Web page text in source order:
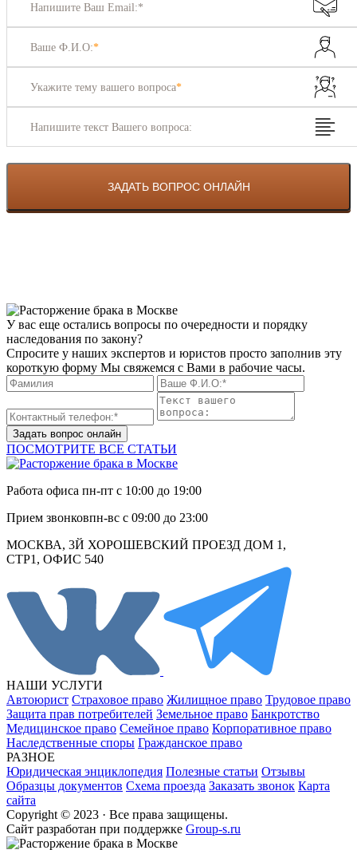
Напишите Ваш Email:*
Ваше Ф.И.О:*
Укажите тему вашего вопроса*
Напишите текст Вашего вопроса:
У вас еще остались вопросы по очередности и порядку
наследования по закону?
Спросите у наших экспертов и юристов просто заполнив эту
короткую форму Мы свяжемся с Вами в рабочие часы.
Задать вопрос онлайн
ПОСМОТРИТЕ ВСЕ СТАТЬИ
Работа офиса пн-пт с 10:00 до 19:00
Прием звонковпн-вс с 09:00 до 23:00
МОСКВА, 3Й ХОРОШЕВСКИЙ ПРОЕЗД ДОМ 1,
СТР1, ОФИС 540
НАШИ УСЛУГИ
Автоюрист Страховое право Жилищное право Трудовое право
Защита прав потребителей Земельное право Банкротство
Медицинское право Семейное право Корпоративное право
Наследственные споры Гражданское право
РАЗНОЕ
Юридическая энциклопедия Полезные статьи Отзывы
Образцы документов Схема проезда Заказать звонок Карта
сайта
Copyright © 2023 · Все права защищены.
Cайт разработан при поддержке Group-s.ru